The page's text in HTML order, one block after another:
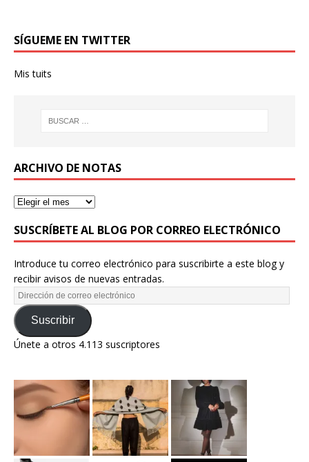
SÍGUEME EN TWITTER
Mis tuits
ARCHIVO DE NOTAS
SUSCRÍBETE AL BLOG POR CORREO ELECTRÓNICO
Introduce tu correo electrónico para suscribirte a este blog y
recibir avisos de nuevas entradas.
Suscribir
Únete a otros 4.113 suscriptores